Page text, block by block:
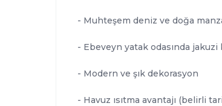
- Muhteşem deniz ve doğa
- Ebeveyn yatak odasında jakuzi
- Modern ve şık dekorasyon
- Havuz ısıtma avantajı (belirli